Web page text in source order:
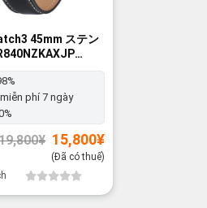
45mm ステン
- Likenew 98%
phí 7 ngày
¥ Giá
gốc
là:
19,800¥.
15,800¥Giá
(Đã có thuế)